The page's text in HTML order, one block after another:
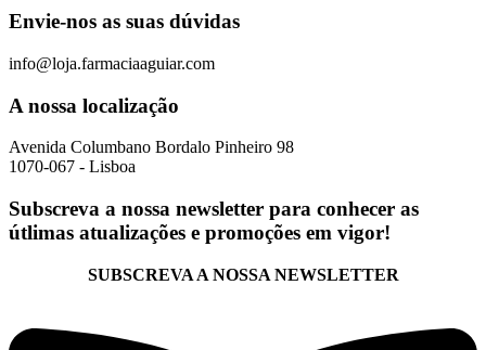
Envie-nos as suas dúvidas
info@loja.farmaciaaguiar.com
A nossa localização
Avenida Columbano Bordalo Pinheiro 98
1070-067 - Lisboa
Subscreva a nossa newsletter para conhecer as
útlimas atualizações e promoções em vigor!
SUBSCREVA A NOSSA NEWSLETTER